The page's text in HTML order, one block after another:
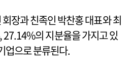
장과 친족인 박찬홍 대표와 최
의 지분율을 가지고 있
업으로 분류된다.